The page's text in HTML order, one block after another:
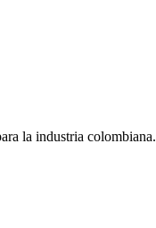
la industria colombiana.